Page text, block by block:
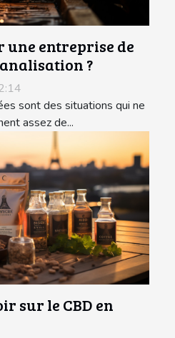
une entreprise de
?
sont des situations qui ne
assez de...
sur le CBD en